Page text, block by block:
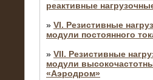
реактивные
» VI. Резистивные
модули постоянного
» VII. Резистивные
модули
«Аэродром»